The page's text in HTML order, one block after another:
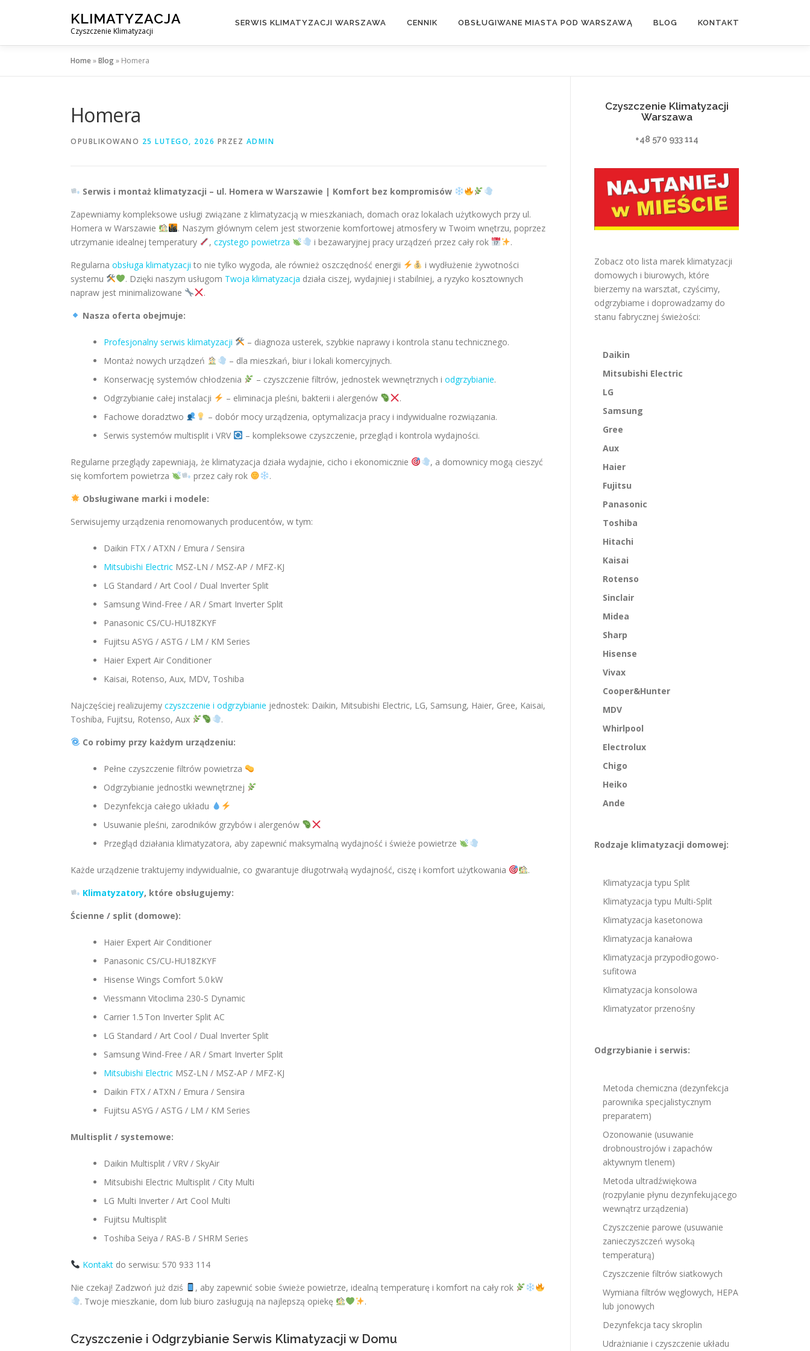
KLIMATYZACJA
Czyszczenie Klimatyzacji
SERWIS KLIMATYZACJI WARSZAWA CENNIK OBSŁUGIWANE MIASTA POD WARSZAWĄ BLOG KONTAKT
Home»Blog» Homera
Homera
OPUBLIKOWANO 25 LUTEGO, 2026 PRZEZ ADMIN
Serwis i montaż klimatyzacji – ul. Homera w Warszawie | Komfort bez kompromisów
Zapewniamy kompleksowe usługi związane z klimatyzacją w mieszkaniach, domach oraz lokalach użytkowych przy ul.
Homera w Warszawie
. Naszym głównym celem jest stworzenie komfortowej atmosfery w Twoim wnętrzu, poprzez
utrzymanie idealnej temperatury
, czystego powietrza i bezawaryjnej pracy urządzeń przez cały rok
.
Regularna obsługa klimatyzacji to nie tylko wygoda, ale również oszczędność energii
i wydłużenie żywotności
systemu
. Dzięki naszym usługom Twoja klimatyzacja działa ciszej, wydajniej i stabilniej, a ryzyko kosztownych
napraw jest minimalizowane
.
Nasza oferta obejmuje:
Profesjonalny serwis klimatyzacji
– diagnoza usterek, szybkie naprawy i kontrola stanu technicznego.
Montaż nowych urządzeń
– dla mieszkań, biur i lokali komercyjnych.
Konserwację systemów chłodzenia
– czyszczenie filtrów, jednostek wewnętrznych i odgrzybianie.
Odgrzybianie całej instalacji
– eliminacja pleśni, bakterii i alergenów
.
Fachowe doradztwo
– dobór mocy urządzenia, optymalizacja pracy i indywidualne rozwiązania.
Serwis systemów multisplit i VRV
– kompleksowe czyszczenie, przegląd i kontrola wydajności.
Regularne przeglądy zapewniają, że klimatyzacja działa wydajnie, cicho i ekonomicznie
, a domownicy mogą cieszyć
się komfortem powietrza
przez cały rok
.
Obsługiwane marki i modele:
Serwisujemy urządzenia renomowanych producentów, w tym:
Daikin FTX / ATXN / Emura / Sensira
Mitsubishi Electric MSZ‑LN / MSZ‑AP / MFZ-KJ
LG Standard / Art Cool / Dual Inverter Split
Samsung Wind-Free / AR / Smart Inverter Split
Panasonic CS/CU‑HU18ZKYF
Fujitsu ASYG / ASTG / LM / KM Series
Haier Expert Air Conditioner
Kaisai, Rotenso, Aux, MDV, Toshiba
Najczęściej realizujemy czyszczenie i odgrzybianie jednostek: Daikin, Mitsubishi Electric, LG, Samsung, Haier, Gree, Kaisai,
Toshiba, Fujitsu, Rotenso, Aux
.
Co robimy przy każdym urządzeniu:
Pełne czyszczenie filtrów powietrza
Odgrzybianie jednostki wewnętrznej
Dezynfekcja całego układu
Usuwanie pleśni, zarodników grzybów i alergenów
Przegląd działania klimatyzatora, aby zapewnić maksymalną wydajność i świeże powietrze
Każde urządzenie traktujemy indywidualnie, co gwarantuje długotrwałą wydajność, ciszę i komfort użytkowania
.
Klimatyzatory, które obsługujemy:
Ścienne / split (domowe):
Haier Expert Air Conditioner
Panasonic CS/CU‑HU18ZKYF
Hisense Wings Comfort 5.0 kW
Viessmann Vitoclima 230‑S Dynamic
Carrier 1.5 Ton Inverter Split AC
LG Standard / Art Cool / Dual Inverter Split
Samsung Wind-Free / AR / Smart Inverter Split
Mitsubishi Electric MSZ‑LN / MSZ‑AP / MFZ-KJ
Daikin FTX / ATXN / Emura / Sensira
Fujitsu ASYG / ASTG / LM / KM Series
Multisplit / systemowe:
Daikin Multisplit / VRV / SkyAir
Mitsubishi Electric Multisplit / City Multi
LG Multi Inverter / Art Cool Multi
Fujitsu Multisplit
Toshiba Seiya / RAS-B / SHRM Series
Kontaktdo serwisu: 570 933 114
Nie czekaj! Zadzwoń już dziś
, aby zapewnić sobie świeże powietrze, idealną temperaturę i komfort na cały rok
. Twoje mieszkanie, dom lub biuro zasługują na najlepszą opiekę
.
Czyszczenie i Odgrzybianie Serwis Klimatyzacji w Domu
Czyszczenie Klimatyzacji
Warszawa
+48 570 933 114
Zobacz oto lista marek klimatyzacji
domowych i biurowych, które
bierzemy na warsztat, czyścimy,
odgrzybiame i doprowadzamy do
stanu fabrycznej świeżości:
Daikin
Mitsubishi Electric
LG
Samsung
Gree
Aux
Haier
Fujitsu
Panasonic
Toshiba
Hitachi
Kaisai
Rotenso
Sinclair
Midea
Sharp
Hisense
Vivax
Cooper&Hunter
MDV
Whirlpool
Electrolux
Chigo
Heiko
Ande
Rodzaje klimatyzacji domowej:
Klimatyzacja typu Split
Klimatyzacja typu Multi-Split
Klimatyzacja kasetonowa
Klimatyzacja kanałowa
Klimatyzacja przypodłogowo-
sufitowa
Klimatyzacja konsolowa
Klimatyzator przenośny
Odgrzybianie i serwis:
Metoda chemiczna (dezynfekcja
parownika specjalistycznym
preparatem)
Ozonowanie (usuwanie
drobnoustrojów i zapachów
aktywnym tlenem)
Metoda ultradźwiękowa
(rozpylanie płynu dezynfekującego
wewnątrz urządzenia)
Czyszczenie parowe (usuwanie
zanieczyszczeń wysoką
temperaturą)
Czyszczenie filtrów siatkowych
Wymiana filtrów węglowych, HEPA
lub jonowych
Dezynfekcja tacy skroplin
Udrażnianie i czyszczenie układu